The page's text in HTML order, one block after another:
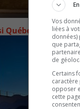
Québec interdit
Vos
liées à
que
de
Certains
caractère
opposer
cette